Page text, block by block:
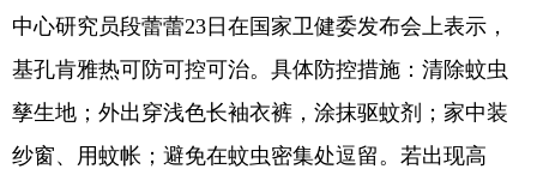
中心研究员段蕾蕾23日在国家卫健委发布会上表示，
基孔肯雅热可防可控可治。具体防控措施：清除蚊虫
孳生地；外出穿浅色长袖衣裤，涂抹驱蚊剂；家中装
纱窗、用蚊帐；避免在蚊虫密集处逗留。若出现高